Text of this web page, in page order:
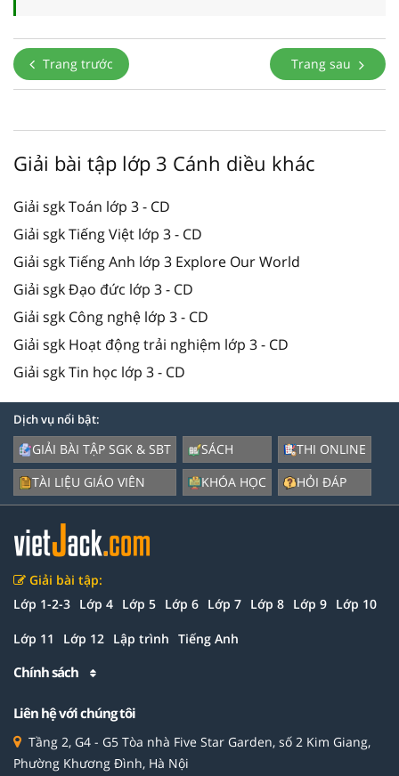
Trang trước Trang sau
Giải bài tập lớp 3 Cánh diều khác
Giải sgk Toán lớp 3 - CD
Giải sgk Tiếng Việt lớp 3 - CD
Giải sgk Tiếng Anh lớp 3 Explore Our World
Giải sgk Đạo đức lớp 3 - CD
Giải sgk Công nghệ lớp 3 - CD
Giải sgk Hoạt động trải nghiệm lớp 3 - CD
Giải sgk Tin học lớp 3 - CD
Dịch vụ nổi bật:
GIẢI BÀI TẬP SGK & SBT
TÀI LIỆU GIÁO VIÊN
SÁCH
KHÓA HỌC
THI ONLINE
HỎI ĐÁP
Giải bài tập:
Lớp 1-2-3 Lớp 4 Lớp 5 Lớp 6 Lớp 7 Lớp 8 Lớp 9 Lớp 10
Lớp 11 Lớp 12 Lập trình Tiếng Anh
Chính sách
Liên hệ với chúng tôi
Tầng 2, G4 - G5 Tòa nhà Five Star Garden, số 2 Kim Giang,
Phường Khương Đình, Hà Nội